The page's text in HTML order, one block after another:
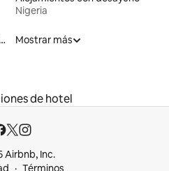
Nigeria
vacacionales
Mostrar más
de hotel
Airbnb, Inc.
Términos